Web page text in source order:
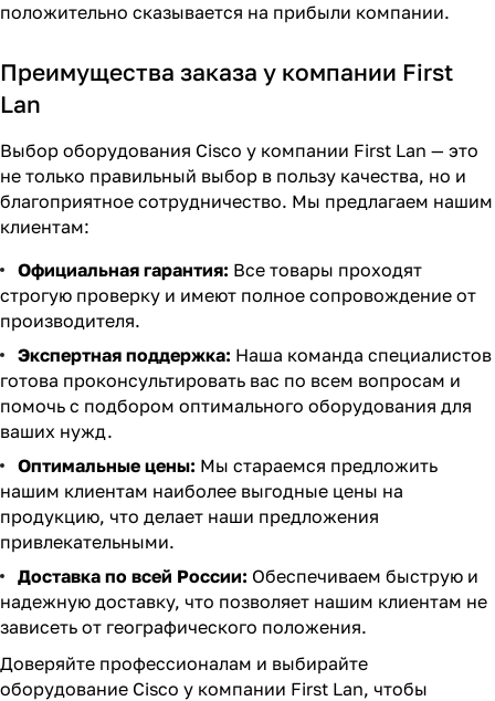
положительно сказывается на прибыли компании.
Преимущества заказа у компании First
Lan
Выбор оборудования Cisco у компании First Lan — это
не только правильный выбор в пользу качества, но и
благоприятное сотрудничество. Мы предлагаем нашим
клиентам:
Официальная гарантия: Все товары проходят
строгую проверку и имеют полное сопровождение от
производителя.
Экспертная поддержка: Наша команда специалистов
готова проконсультировать вас по всем вопросам и
помочь с подбором оптимального оборудования для
ваших нужд.
Оптимальные цены: Мы стараемся предложить
нашим клиентам наиболее выгодные цены на
продукцию, что делает наши предложения
привлекательными.
Доставка по всей России: Обеспечиваем быструю и
надежную доставку, что позволяет нашим клиентам не
зависеть от географического положения.
Доверяйте профессионалам и выбирайте
оборудование Cisco у компании First Lan, чтобы